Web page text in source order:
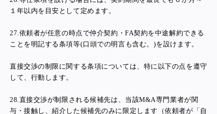
１年以内を目安として定めます。
27.依頼者が任意の時点で仲介契約・FA契約を中途解約できる
ことを明記する条項等(口頭での明言も含む。)を設けます。
直接交渉の制限に関する条項については、特に以下の点を遵守
して、行動します。
28.直接交渉が制限される候補先は、当該M&A専門業者が関
与・接触し、紹介した候補先のみに限定します（依頼者が「自